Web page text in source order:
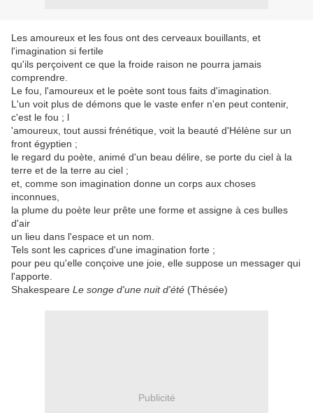
Les amoureux et les fous ont des cerveaux bouillants, et
l'imagination si fertile
qu'ils perçoivent ce que la froide raison ne pourra jamais
comprendre.
Le fou, l'amoureux et le poète sont tous faits d'imagination.
L'un voit plus de démons que le vaste enfer n'en peut contenir,
c'est le fou ; l
'amoureux, tout aussi frénétique, voit la beauté d'Hélène sur un
front égyptien ;
le regard du poète, animé d'un beau délire, se porte du ciel à la
terre et de la terre au ciel ;
et, comme son imagination donne un corps aux choses
inconnues,
la plume du poète leur prête une forme et assigne à ces bulles
d'air
un lieu dans l'espace et un nom.
Tels sont les caprices d'une imagination forte ;
pour peu qu'elle conçoive une joie, elle suppose un messager qui
l'apporte.
Shakespeare Le songe d'une nuit d'été (Thésée)
Publicité